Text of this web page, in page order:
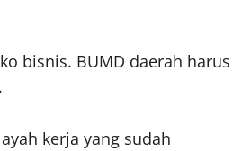
bisnis. BUMD daerah harus
kerja yang sudah